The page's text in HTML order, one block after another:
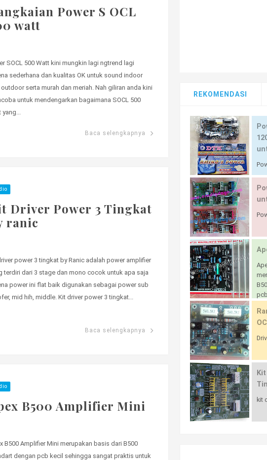
Power S OCL
watt
SOCL 500 Watt kini mungkin lagi ngtrend lagi
sederhana dan kualitas OK untuk sound indoor
serta murah dan meriah. Nah giliran anda kini
untuk mendengarkan bagaimana SOCL 500
yang...
Baca selengkapnya
Driver Power 3 Tingkat
ranic
power 3 tingkat by Ranic adalah power amplifier
terdiri dari 3 stage dan mono cocok untuk apa saja
power ini flat baik digunakan sebagai power sub
mid hih, middle. Kit driver power 3 tingkat...
Baca selengkapnya
B500 Amplifier Mini
B500 Amplifier Mini merupakan basis dari B500
dengan pcb kecil sehingga sangat praktis untuk
REKOMENDASI
sangat praktis untuk
panjan...
kit